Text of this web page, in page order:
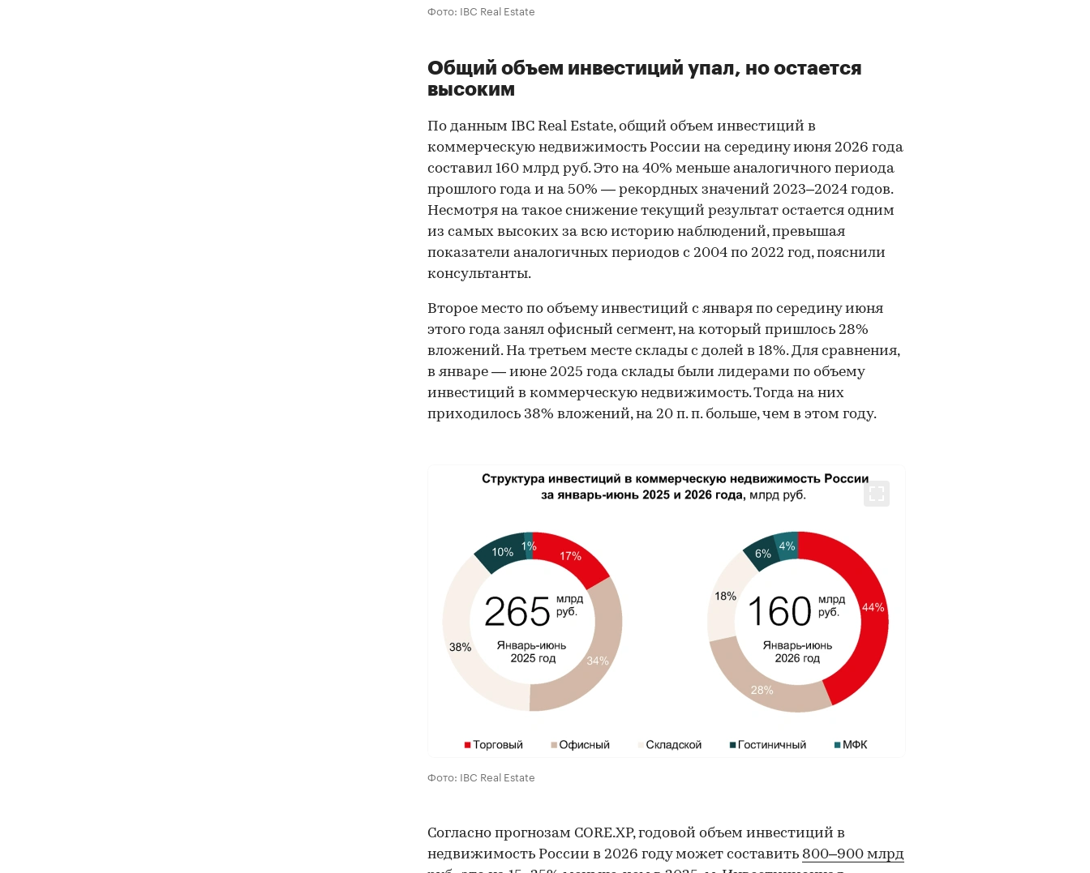
Фото: IBC Real Estate
Общий объем инвестиций упал, но остается
высоким
По данным IBC Real Estate, общий объем инвестиций в
коммерческую недвижимость России на середину июня 2026 года
составил 160 млрд руб. Это на 40% меньше аналогичного периода
прошлого года и на 50% — рекордных значений 2023–2024 годов.
Несмотря на такое снижение текущий результат остается одним
из самых высоких за всю историю наблюдений, превышая
показатели аналогичных периодов с 2004 по 2022 год, пояснили
консультанты.
Второе место по объему инвестиций с января по середину июня
этого года занял офисный сегмент, на который пришлось 28%
вложений. На третьем месте склады с долей в 18%. Для сравнения,
в январе — июне 2025 года склады были лидерами по объему
инвестиций в коммерческую недвижимость. Тогда на них
приходилось 38% вложений, на 20 п. п. больше, чем в этом году.
Фото: IBC Real Estate
Согласно прогнозам CORE.XP, годовой объем инвестиций в
недвижимость России в 2026 году может составить 800–900 млрд